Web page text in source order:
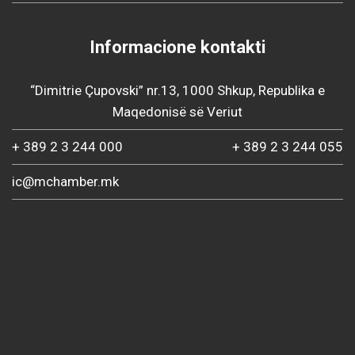
Informacione kontakti
“Dimitrie Çupovski” nr.13, 1000 Shkup, Republika e
Maqedonisë së Veriut
+ 389 2 3 244 000 + 389 2 3 244 055
ic@mchamber.mk